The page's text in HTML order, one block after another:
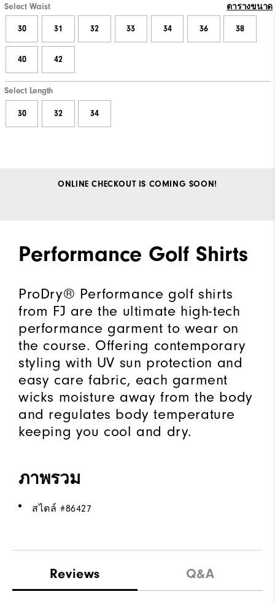
Select Waist ตารางขนาด
30 31 32 33 34 36 38
40 42
Select Length
30 32 34
ONLINE CHECKOUT IS COMING SOON!
Performance Golf Shirts
ProDry® Performance golf shirts
from FJ are the ultimate high-tech
performance garment to wear on
the course. Offering contemporary
styling with UV sun protection and
easy care fabric, each garment
wicks moisture away from the body
and regulates body temperature
keeping you cool and dry.
ภาพรวม
สไตล์ #86427
Reviews Q&A